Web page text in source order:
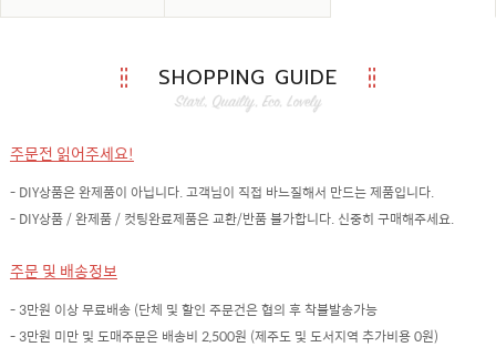
SHOPPING GUIDE
주문전 읽어주세요!
- DIY상품은 완제품이 아닙니다. 고객님이 직접 바느질해서 만드는 제품입니다.
- DIY상품 / 완제품 / 컷팅완료제품은 교환/반품 불가합니다. 신중히 구매해주세요.
주문 및 배송정보
- 3만원 이상 무료배송 (단체 및 할인 주문건은 협의 후 착불발송가능
- 3만원 미만 및 도매주문은 배송비 2,500원 (제주도 및 도서지역 추가비용 0원)